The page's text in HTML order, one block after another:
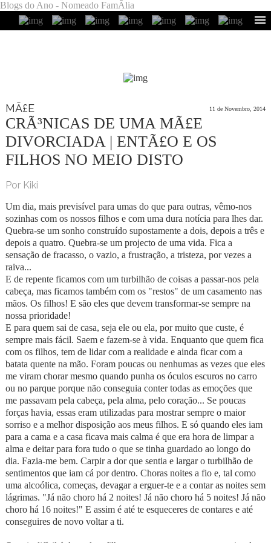
Blogs do Ano - Nomeado FamÃ­lia
MÃ£E 11 de Novembro, 2014
CRÃ³NICAS DE UMA MÃ£E
DIVORCIADA | ENTÃ£O E OS
FILHOS NO MEIO DISTO
Por Kiki
Um dia, mais previsível para umas do que para outras, vêmo-nos
sozinhas com os nossos filhos e com uma dura notícia para lhes dar.
Quebra-se um sonho construído supostamente a dois, depois a três e
depois a quatro. Quebra-se um projecto de uma vida. Fica a
sensação de fracasso, o vazio, a frustração, a tristeza, por vezes a
raiva...
E de repente ficamos com um turbilhão de coisas a passar-nos pela
cabeça, mas ficamos também com os "restos" de um casamento nas
mãos. Os filhos! E são eles que devem transformar-se sempre na
nossa prioridade!
E para quem sai de casa, seja ele ou ela, por muito que custe, é
sempre mais fácil. Saem e fazem-se à vida. Enquanto que quem fica
com os filhos, tem de lidar com a realidade e ainda ficar com a
batata quente na mão. Foram poucas ou nenhumas as vezes que eles
me viram chorar mesmo quando punha os óculos escuros no carro
ou no parque porque não conseguia conter todas as emoções que
me passavam pela cabeça, pela alma, pelo coração... Se poucas
forças havia, essas eram utilizadas para mostrar sempre o maior
sorriso e a melhor disposição aos meus filhos. E só quando eles iam
para a cama e a casa ficava mais calma é que era hora de limpar a
alma e deitar para fora tudo o que se tinha guardado ao longo do
dia. Fazia-me bem. Carpir a dor que sentia e largar o turbilhão de
sentimentos que iam cá por dentro. Choras noites a fio e, tal como
uma alcoólica, começas, devagar a erguer-te e a contar as noites sem
lágrimas. "Já não choro há 2 noites! Já não choro há 5 noites! Já não
choro há 16 noites!" E assim é até te esqueceres de contares e até
conseguires de novo voltar a ti.